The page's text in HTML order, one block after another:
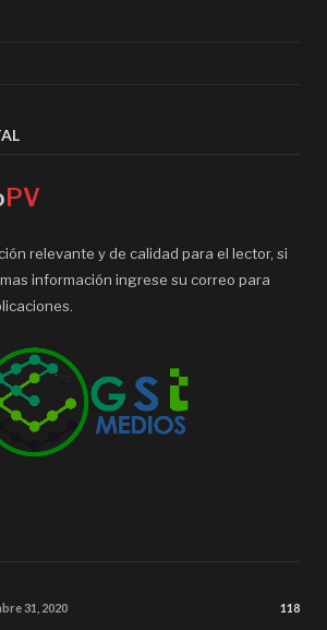
PV
relevante y de calidad para el lector, si
información ingrese su correo para
31, 2020 118